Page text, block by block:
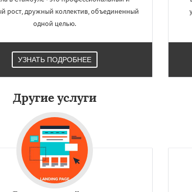
Ханой
рост, дружный коллектив, объединенный
одной целью.
УЗНАТЬ ПОДРОБНЕЕ
Другие услуги